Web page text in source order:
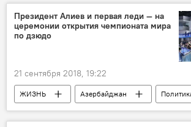
Президент Алиев и первая леди — на
церемонии открытия чемпионата мира
по дзюдо
21 сентября 2018, 19:22
ЖИЗНЬ Азербайджан
Спорт
Новости